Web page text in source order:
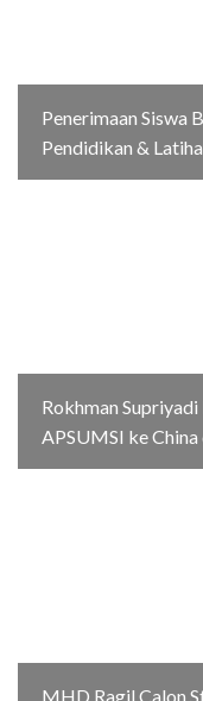
Penerimaan Siswa
Pendidikan &
Rokhman
APSUMSI ke
MHD Ragil Calon